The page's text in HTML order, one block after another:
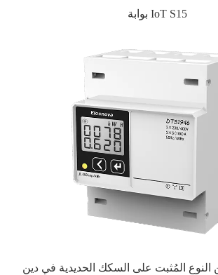
بوابة IoT S15
المُثبت على السكك الحديدية في دين